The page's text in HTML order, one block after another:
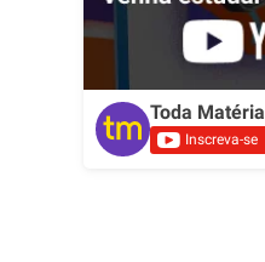
Toda Matéria
Inscreva-se